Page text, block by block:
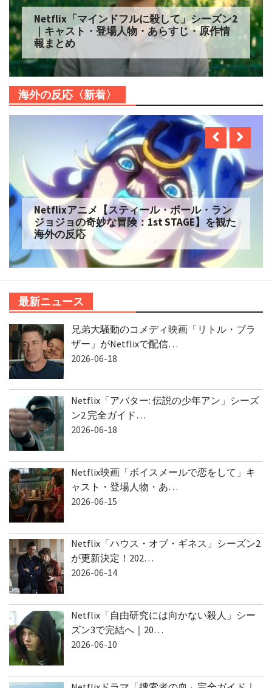
Netflix「マインドフルに殺して」シーズン2
｜キャスト・登場人物・あらすじ・原作情
報まとめ
海外の反応〈新着〉
Netflixアニメ【スティール・ボール・ラン
ジョジョの奇妙な冒険：1st STAGE】を観た
海外の反応
最新ニュース
兄弟大騒動のコメディ映画「リトル・ブラ
ザー」がNetflixで配信…
2026-06-18
Netflix「アバター: 伝説の少年アン」シーズ
ン2 完全ガイド…
2026-06-18
Netflix映画「ボイスメールで恋をして」キ
ャスト・登場人物・あ…
2026-06-15
Netflix「ハウス・オブ・ギネス」シーズン2
が更新決定！202…
2026-06-14
Netflix「自由研究には向かない殺人」シー
ズン3で完結へ｜20…
2026-06-10